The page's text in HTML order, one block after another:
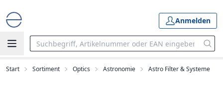
Anmelden
Start Sortiment Optics Astronomie Astro Filter & Systeme